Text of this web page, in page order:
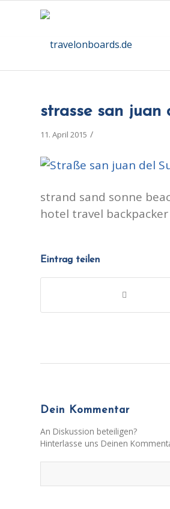
strasse san juan
11. April 2015 /
strand sand sonne
hotel travel backpacker
Eintrag teilen
Dein Kommentar
An Diskussion beteiligen?
Hinterlasse uns Deinen